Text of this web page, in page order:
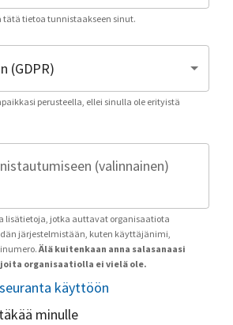
tietoa tunnistaakseen sinut.
perusteella, ellei sinulla ole erityistä
(valinnainen)
lisätietoja, jotka auttavat organisaatiota
järjestelmistään, kuten käyttäjänimi,
Älä kuitenkaan anna salasanaasi
organisaatiolla ei vielä ole.
käyttöön
minulle